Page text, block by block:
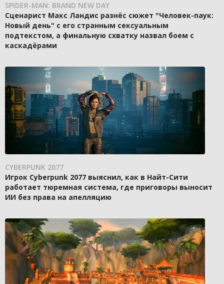
SPIDER-MAN: BRAND NEW DAY
Сценарист Макс Ландис разнёс сюжет "Человек-паук:
Новый день" с его странным сексуальным
подтекстом, а финальную схватку назвал боем с
каскадёрами
CYBERPUNK 2077
Игрок Cyberpunk 2077 выяснил, как в Найт-Сити
работает тюремная система, где приговоры выносит
ИИ без права на апелляцию